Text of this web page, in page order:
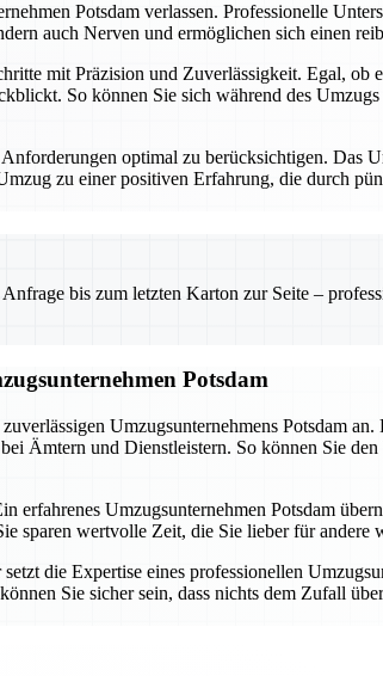
Potsdam verlassen. Professionelle
auch Nerven und ermöglichen sich einen
mit Präzision und Zuverlässigkeit. Egal, ob
So können Sie sich während des
optimal zu berücksichtigen. Das
zu einer positiven Erfahrung, die durch
bis zum letzten Karton zur Seite –
Potsdam
Umzugsunternehmens Potsdam
Ämtern und Dienstleistern. So können Sie
Umzugsunternehmen Potsdam
sparen wertvolle Zeit, die Sie lieber für andere
die Expertise eines professionellen
Sie sicher sein, dass nichts dem Zufall